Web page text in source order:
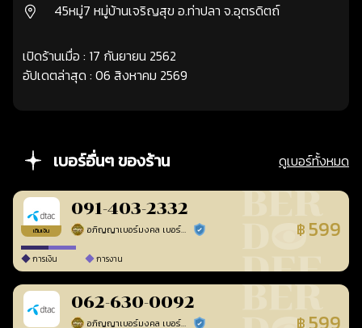
45หมู่7 หมู่บ้านเจริญสุข อ.ท่าปลา จ.อุตรดิตถ์
เปิดร้านเมื่อ : 17 กันยายน 2562
อัปเดตล่าสุด : 06 สิงหาคม 2569
เบอร์อื่นๆ ของร้าน ดูเบอร์ทั้งหมด
เติมเงิน
091-403-2332
อภิญญาเบอร์มงคล เบอร์สวยเลขศาสตร์ ร้านยืนยันแล้ว ฿ 599
การเงิน การงาน
062-630-0092
อภิญญาเบอร์มงคล เบอร์สวยเลขศาสตร์ ร้านยืนยันแล้ว ฿